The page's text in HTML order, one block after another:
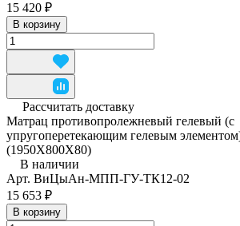
15 420 ₽
В корзину
Рассчитать доставку
Матрац противопролежневый гелевый (с
упругоперетекающим гелевым
(1950Х800Х80)
В наличии
Арт. ВиЦыАн-МПП-ГУ-ТК12-02
15 653 ₽
В корзину